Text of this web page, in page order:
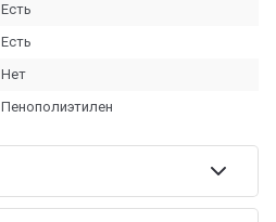
Есть
Есть
Нет
Пенополиэтилен